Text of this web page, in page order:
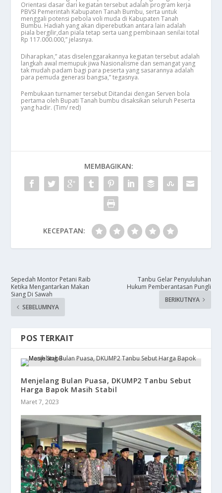
Orientasi dasar dari kegiatan tersebut adalah program kerja
PBVSI Pemerintah Kabupaten Tanah Bumbu, serta untuk
menggali potensi pebola voli muda di Kabupaten Tanah
Bumbu. Hadiah yang akan diperebutkan antara lain adalah
piala bergilir,dan piala tetap serta uang pembinaan senilai total
Rp 117.000.000,” jelasnya.
Diharapkan,” atas diselenggarakannya kegiatan tersebut adalah
langkah awal memupuk jiwa Nasionalisme dan semangat yang
tak mudah padam bagi para peserta yang sasarannya adalah
para pemuda generasi bangsa,” tegasnya.
Pembukaan turnamer tersebut Ditandai dengan Serven bola
pertama oleh Bupati Tanah bumbu disaksikan seluruh Peserta
yang hadir. (Tim/ red)
MEMBAGIKAN:
KECEPATAN:
Sepedah Montor Petani Raib
Ketika Mengantarkan Makan
Siang Di Sawah
SEBELUMNYA
​Tanbu Gelar Penyululuhan
Hukum Pemberantasan Pungli
BERIKUTNYA
POS TERKAIT
Menjelang Bulan Puasa, DKUMP2 Tanbu Sebut
Harga Bapok Masih Stabil
Maret 7, 2023